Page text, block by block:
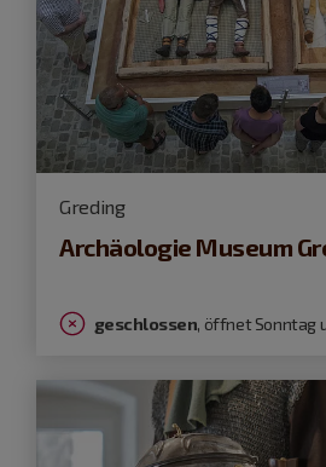
Greding
Archäologie Museum
geschlossen, öffnet Sonntag